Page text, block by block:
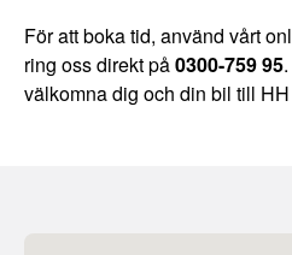
För att boka tid, använd vårt
ring oss direkt på0300-759 95
välkomna dig och din bil till